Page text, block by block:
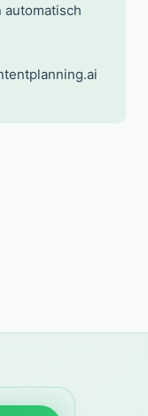
automatisch